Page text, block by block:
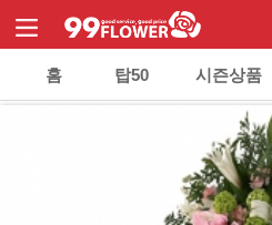
홈 탑50 시즌상품